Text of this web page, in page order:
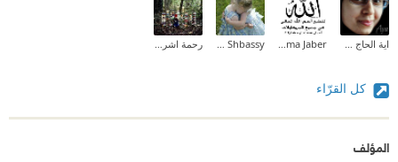
اية الحاج حسن Asma Jaber
Nagwa Shbassy رحمة اشرف
كل القرّاء
المؤلف